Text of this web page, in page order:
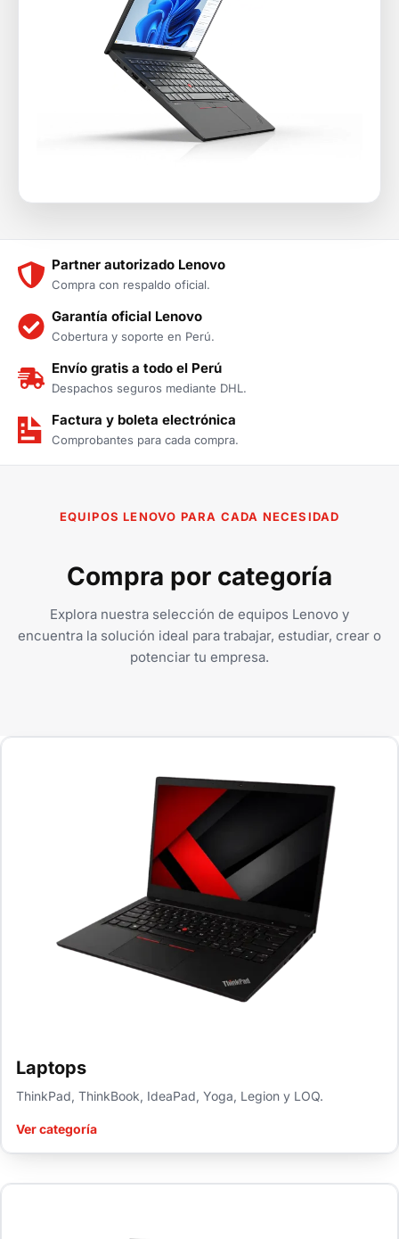
Partner autorizado Lenovo
Compra con respaldo oficial.
Garantía oficial Lenovo
Cobertura y soporte en Perú.
Envío gratis a todo el Perú
Despachos seguros mediante DHL.
Factura y boleta electrónica
Comprobantes para cada compra.
EQUIPOS LENOVO PARA CADA NECESIDAD
Compra por categoría
Explora nuestra selección de equipos Lenovo y
encuentra la solución ideal para trabajar, estudiar, crear o
potenciar tu empresa.
Laptops
ThinkPad, ThinkBook, IdeaPad, Yoga, Legion y LOQ.
Ver categoría